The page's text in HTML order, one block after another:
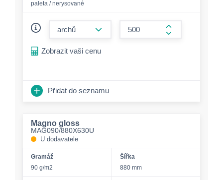
paleta / nerysované
form.increase-
Zobrazit vaši cenu
Přidat do seznamu
Magno gloss
MAG090/880X630U
U dodavatele
Gramáž
90 g/m2
Šířka
880 mm